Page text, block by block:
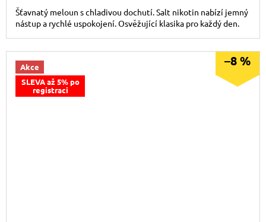
Šťavnatý meloun s chladivou dochutí. Salt nikotin nabízí jemný
nástup a rychlé uspokojení. Osvěžující klasika pro každý den.
Akce
SLEVA až 5% po
registraci
–8 %